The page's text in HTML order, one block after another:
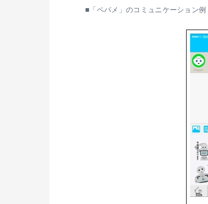
■「ペパメ」のコミュニケーション例